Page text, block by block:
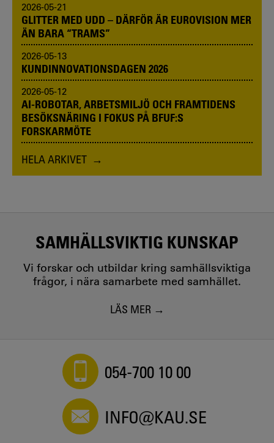
2026-05-21
GLITTER MED UDD – DÄRFÖR ÄR EUROVISION MER
ÄN BARA “TRAMS”
2026-05-13
KUNDINNOVATIONSDAGEN 2026
2026-05-12
AI-ROBOTAR, ARBETSMILJÖ OCH FRAMTIDENS
BESÖKSNÄRING I FOKUS PÅ BFUF:S
FORSKARMÖTE
HELA ARKIVET
SAMHÄLLSVIKTIG KUNSKAP
Vi forskar och utbildar kring samhällsviktiga
frågor, i nära samarbete med samhället.
LÄS MER
054-700 10 00
INFO@KAU.SE